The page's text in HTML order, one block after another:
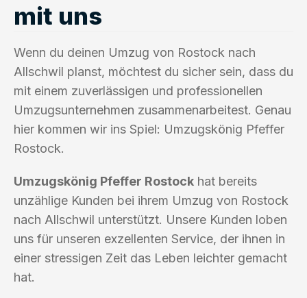
mit uns
Wenn du deinen Umzug von Rostock nach
Allschwil planst, möchtest du sicher sein, dass du
mit einem zuverlässigen und professionellen
Umzugsunternehmen zusammenarbeitest. Genau
hier kommen wir ins Spiel: Umzugskönig Pfeffer
Rostock.
Umzugskönig Pfeffer Rostock hat bereits
unzählige Kunden bei ihrem Umzug von Rostock
nach Allschwil unterstützt. Unsere Kunden loben
uns für unseren exzellenten Service, der ihnen in
einer stressigen Zeit das Leben leichter gemacht
hat.